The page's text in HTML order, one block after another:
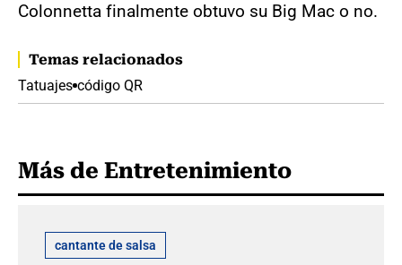
Colonnetta finalmente obtuvo su Big Mac o no.
Temas relacionados
Tatuajes código QR
Más de Entretenimiento
cantante de salsa